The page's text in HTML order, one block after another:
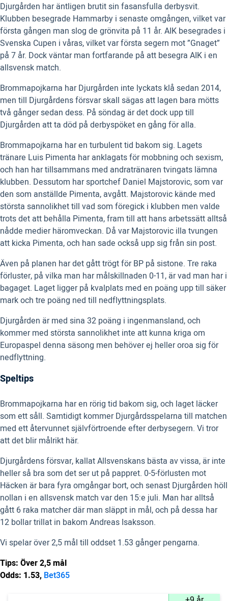
Djurgården har äntligen brutit sin fasansfulla derbysvit.
Klubben besegrade Hammarby i senaste omgången, vilket var
första gången man slog de grönvita på 11 år. AIK besegrades i
Svenska Cupen i våras, vilket var första segern mot ”Gnaget”
på 7 år. Dock väntar man fortfarande på att besegra AIK i en
allsvensk match.
Brommapojkarna har Djurgården inte lyckats klå sedan 2014,
men till Djurgårdens försvar skall sägas att lagen bara mötts
två gånger sedan dess. På söndag är det dock upp till
Djurgården att ta död på derbyspöket en gång för alla.
Brommapojkarna har en turbulent tid bakom sig. Lagets
tränare Luis Pimenta har anklagats för mobbning och sexism,
och han har tillsammans med andratränaren tvingats lämna
klubben. Dessutom har sportchef Daniel Majstorovic, som var
den som anställde Pimenta, avgått. Majstorovic kände med
största sannolikhet till vad som föregick i klubben men valde
trots det att behålla Pimenta, fram till att hans arbetssätt alltså
nådde medier häromveckan. Då var Majstorovic illa tvungen
att kicka Pimenta, och han sade också upp sig från sin post.
Även på planen har det gått trögt för BP på sistone. Tre raka
förluster, på vilka man har målskillnaden 0-11, är vad man har i
bagaget. Laget ligger på kvalplats med en poäng upp till säker
mark och tre poäng ned till nedflyttningsplats.
Djurgården är med sina 32 poäng i ingenmansland, och
kommer med största sannolikhet inte att kunna kriga om
Europaspel denna säsong men behöver ej heller oroa sig för
nedflyttning.
Speltips
Brommapojkarna har en rörig tid bakom sig, och laget läcker
som ett såll. Samtidigt kommer Djurgårdsspelarna till matchen
med ett återvunnet självförtroende efter derbysegern. Vi tror
att det blir målrikt här.
Djurgårdens försvar, kallat Allsvenskans bästa av vissa, är inte
heller så bra som det ser ut på pappret. 0-5-förlusten mot
Häcken är bara fyra omgångar bort, och senast Djurgården höll
nollan i en allsvensk match var den 15:e juli. Man har alltså
gått 6 raka matcher där man släppt in mål, och på dessa har
12 bollar trillat in bakom Andreas Isaksson.
Vi spelar över 2,5 mål till oddset 1.53 gånger pengarna.
Tips: Över 2,5 mål
Odds: 1.53, Bet365